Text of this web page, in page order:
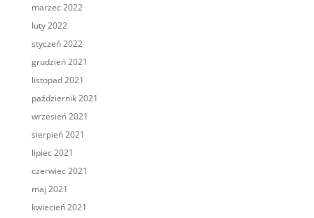
marzec 2022
luty 2022
styczeń 2022
grudzień 2021
listopad 2021
październik 2021
wrzesień 2021
sierpień 2021
lipiec 2021
czerwiec 2021
maj 2021
kwiecień 2021